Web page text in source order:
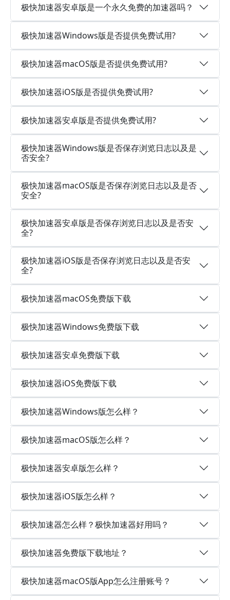
极快加速器安卓版是一个永久免费的加速器吗？
极快加速器Windows版是否提供免费试用?
极快加速器macOS版是否提供免费试用?
极快加速器iOS版是否提供免费试用?
极快加速器安卓版是否提供免费试用?
极快加速器Windows版是否保存浏览日志以及是
否安全?
极快加速器macOS版是否保存浏览日志以及是否
安全?
极快加速器安卓版是否保存浏览日志以及是否安
全?
极快加速器iOS版是否保存浏览日志以及是否安
全?
极快加速器macOS免费版下载
极快加速器Windows免费版下载
极快加速器安卓免费版下载
极快加速器iOS免费版下载
极快加速器Windows版怎么样？
极快加速器macOS版怎么样？
极快加速器安卓版怎么样？
极快加速器iOS版怎么样？
极快加速器怎么样？极快加速器好用吗？
极快加速器免费版下载地址？
极快加速器macOS版App怎么注册账号？